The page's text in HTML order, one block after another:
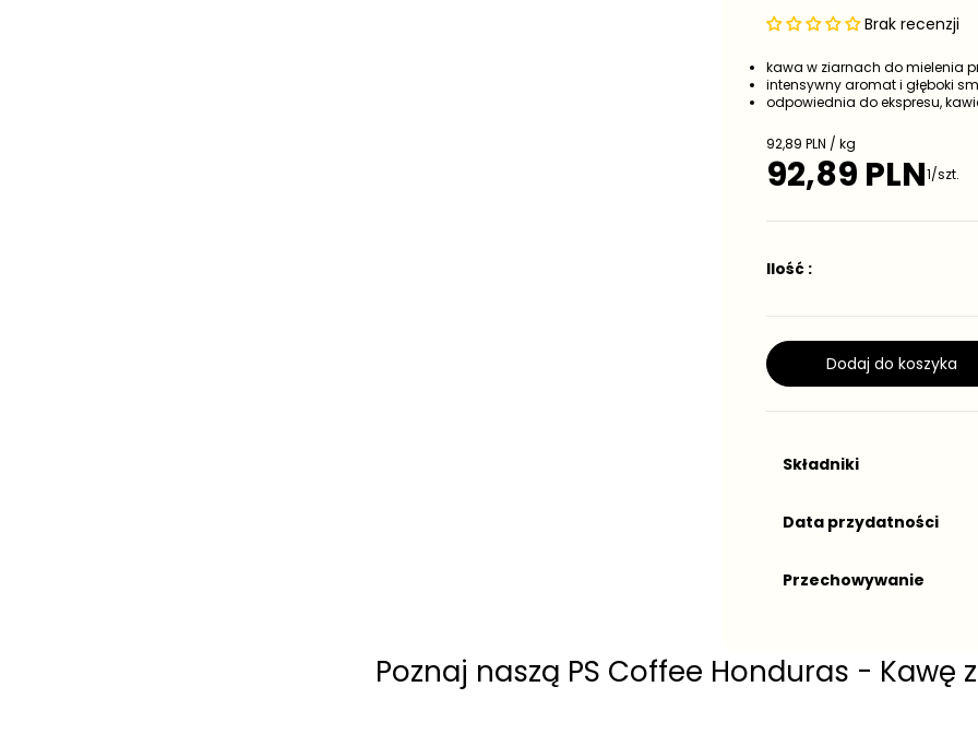
Brak recenzji
kawa w ziarnach do mielenia
intensywny aromat i głęboki
odpowiednia do ekspresu,
C
e
n
n
t
o
w
a
92,89 PLN / kg
C
n
e
u
a
r
92,89 PLN1/szt.
Ilość :
Dodaj do koszyka
Składniki
Data przydatności
Przechowywanie
Poznaj naszą PS Coffee Honduras - Kawę